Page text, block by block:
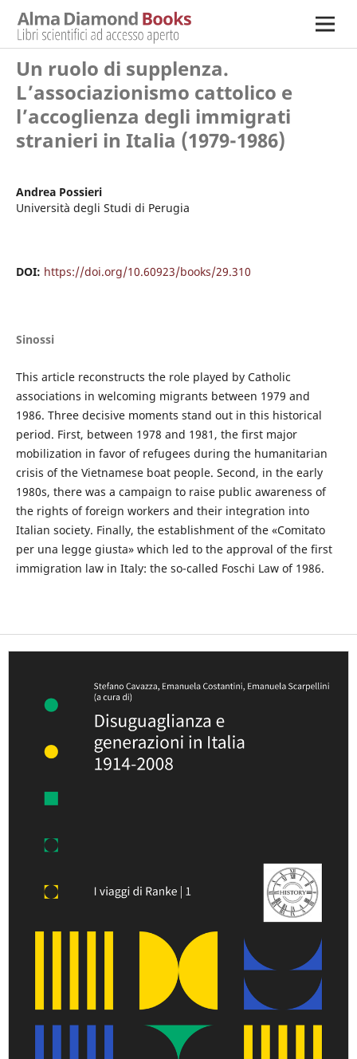
Un ruolo di supplenza.
L’associazionismo cattolico e
l’accoglienza degli immigrati
stranieri in Italia (1979-1986)
Andrea Possieri
Università degli Studi di Perugia
DOI: https://doi.org/10.60923/books/29.310
Sinossi
This article reconstructs the role played by Catholic
associations in welcoming migrants between 1979 and
1986. Three decisive moments stand out in this historical
period. First, between 1978 and 1981, the first major
mobilization in favor of refugees during the humanitarian
crisis of the Vietnamese boat people. Second, in the early
1980s, there was a campaign to raise public awareness of
the rights of foreign workers and their integration into
Italian society. Finally, the establishment of the «Comitato
per una legge giusta» which led to the approval of the first
immigration law in Italy: the so-called Foschi Law of 1986.